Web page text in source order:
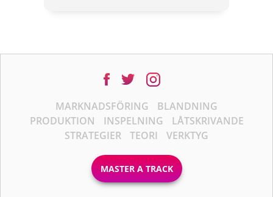
MARKNADSFÖRING
BLANDNING
PRODUKTION
INSPELNING
LÅTSKRIVANDE
STRATEGIER
TEORI VERKTYG
MASTER A TRACK